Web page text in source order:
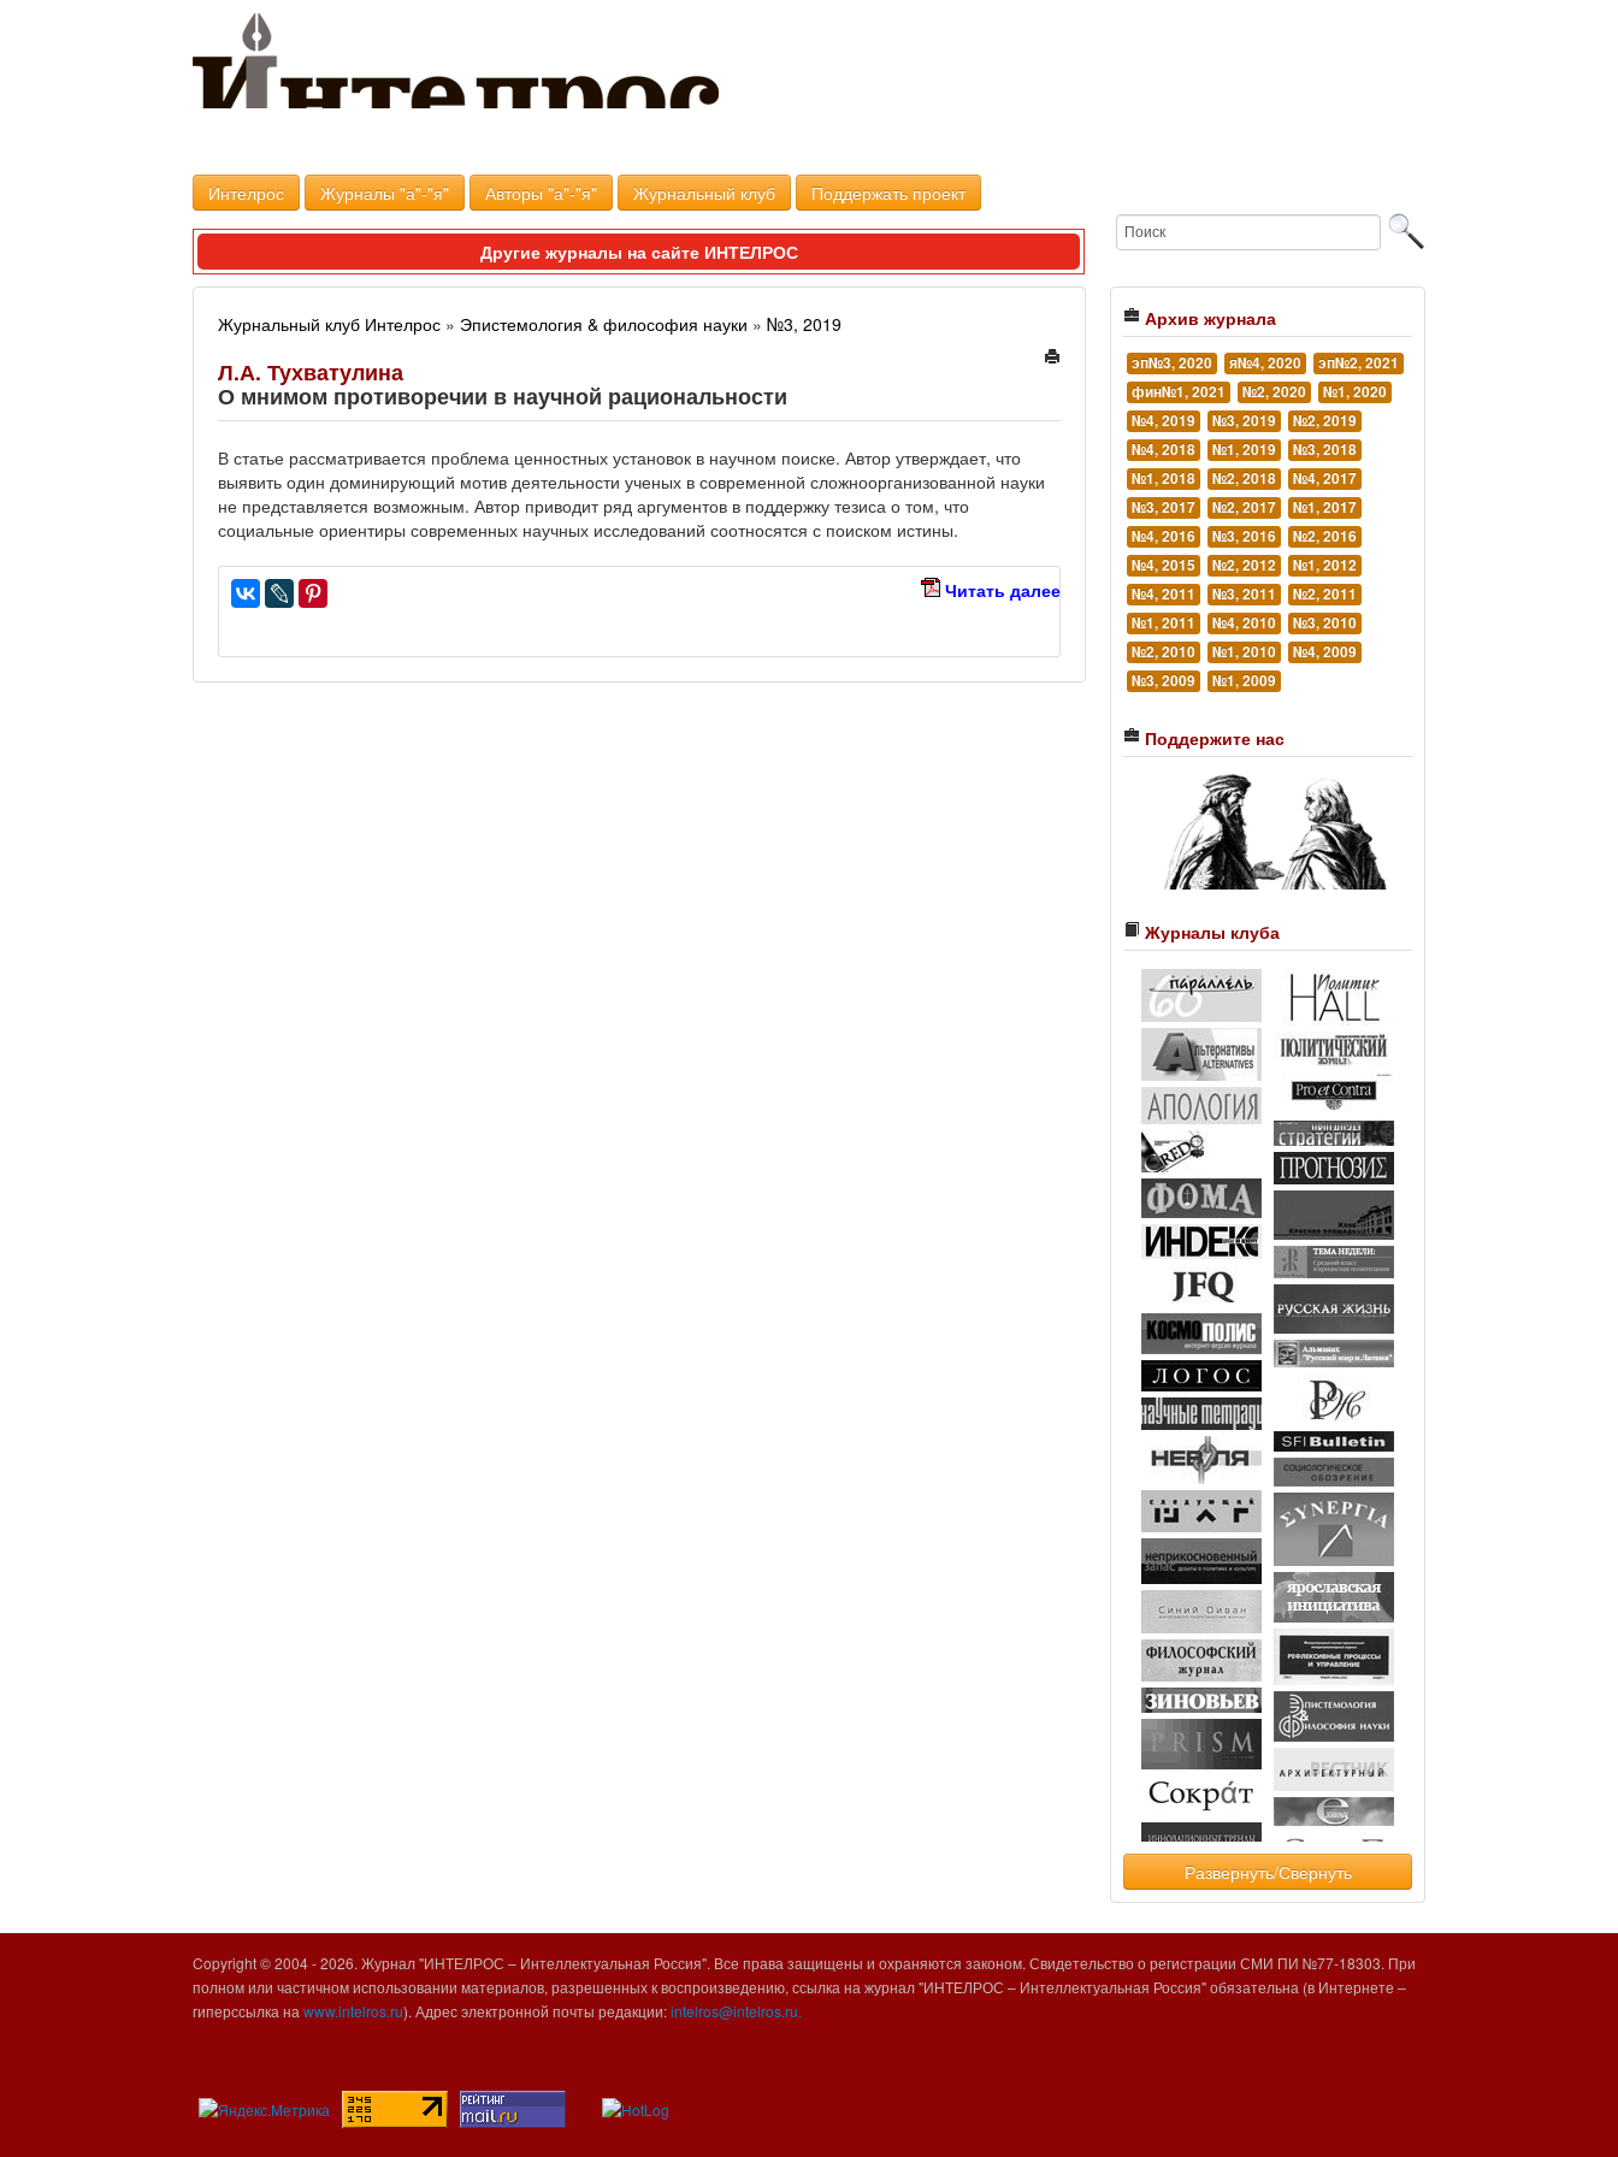
Интелрос Журналы "а"-"я" Авторы "а"-"я" Журнальный клуб Поддержать проект
Другие журналы на сайте ИНТЕЛРОС
Журнальный клуб Интелрос » Эпистемология & философия науки » №3, 2019
Л.А. Тухватулина
О мнимом противоречии в научной рациональности
В статье рассматривается проблема ценностных установок в научном поиске. Автор утверждает, что
выявить один доминирующий мотив деятельности ученых в современной сложноорганизованной науки
не представляется возможным. Автор приводит ряд аргументов в поддержку тезиса о том, что
социальные ориентиры современных научных исследований соотносятся с поиском истины.
Читать далее
Архив журнала
эп№3, 2020 я№4, 2020
эп№2, 2021
фин№1, 2021
№2, 2020
№1, 2020
№4, 2019
№3, 2019
№2, 2019
№4, 2018
№1, 2019
№3, 2018
№1, 2018
№2, 2018
№4, 2017
№3, 2017
№2, 2017
№1, 2017
№4, 2016
№3, 2016
№2, 2016
№4, 2015
№2, 2012
№1, 2012
№4, 2011
№3, 2011
№2, 2011
№1, 2011
№4, 2010
№3, 2010
№2, 2010
№1, 2010
№4, 2009
№3, 2009
№1, 2009
Поддержите нас
Журналы клуба
Развернуть/Свернуть
Copyright © 2004 -2026. Журнал "ИНТЕЛРОС – Интеллектуальная Россия". Все права защищены и охраняются законом. Свидетельство о регистрации СМИ ПИ №77-18303. При
полном или частичном использовании материалов, разрешенных к воспроизведению, ссылка на журнал "ИНТЕЛРОС – Интеллектуальная Россия" обязательна (в Интернете –
гиперссылка на www.intelros.ru). Адрес электронной почты редакции:intelros@intelros.ru.